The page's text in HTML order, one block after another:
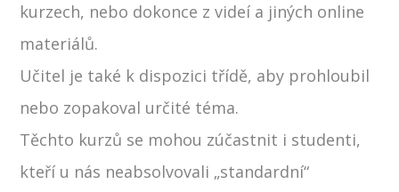
kurzech, nebo dokonce z videí a jiných online
materiálů.
Učitel je také k dispozici třídě, aby prohloubil
nebo zopakoval určité téma.
Těchto kurzů se mohou zúčastnit i studenti,
kteří u nás neabsolvovali „standardní“